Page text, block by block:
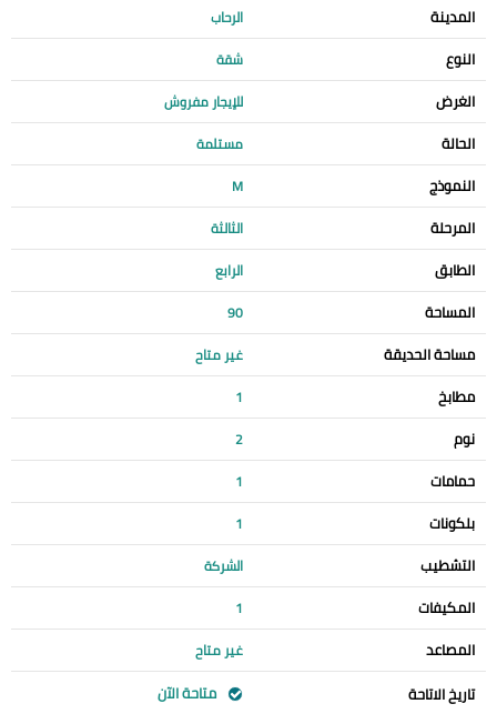
المدينة الرحاب
النوع شقة
الغرض للإيجار مفروش
الحالة مستلمة
النموذج M
المرحلة الثالثة
الطابق الرابع
المساحة 90
مساحة الحديقة غير متاح
مطابخ 1
نوم 2
حمامات 1
بلكونات 1
التشطيب الشركة
المكيفات 1
المصاعد غير متاح
تاريخ الاتاحة متاحة الآن